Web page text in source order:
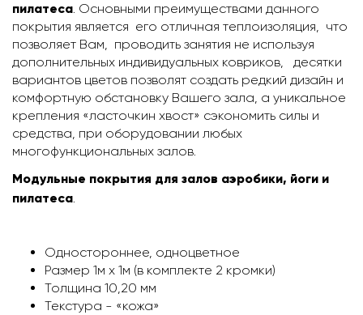
пилатеса. Основными преимуществами данного
покрытия является его отличная теплоизоляция, что
позволяет Вам, проводить занятия не используя
дополнительных индивидуальных ковриков, десятки
вариантов цветов позволят создать редкий дизайн и
комфортную обстановку Вашего зала, а уникальное
крепления «ласточкин хвост» сэкономить силы и
средства, при оборудовании любых
многофункциональных залов.
Модульные покрытия для залов аэробики, йоги и
пилатеса.
Одностороннее, одноцветное
Размер 1м х 1м (в комплекте 2 кромки)
Толщина 10,20 мм
Текстура - «кожа»